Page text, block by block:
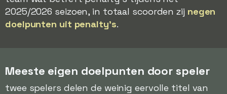
2025/2026 seizoen, in totaal scoorden zij negen
doelpunten uit penalty's.
Meeste eigen doelpunten door speler
twee spelers delen de weinig eervolle titel van